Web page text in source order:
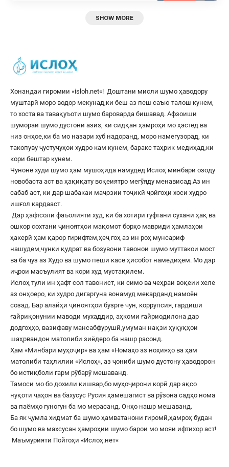
SHOW MORE
Хонандаи гиромии «isloh.net«! Доштани мисли шумо ҳаводору
муштарӣ моро водор мекунад,ки беш аз пеш саъю талош кунем,
то хоста ва тавақуъоти шумо бароварда бишавад. Афзоиши
шумораи шумо дустони азиз, ки сидқан ҳамроҳи мо ҳастед ва
низ онҳое,ки ба мо назари хуб надоранд, моро намегузорад, ки
такопуву ҷустуҷуҳои худро кам кунем, баракс таҳрик медиҳад,ки
кори бештар кунем.
Чуноне худи шумо ҳам мушоҳида намудед Ислоҳ минбари озоду
новобаста аст ва ҳақиқату воқеиятро мегӯяду менависад.Аз ин
сабаб аст, ки дар шабакаи маҷозии тоҷикӣ ҷойгоҳи хоси худро
ишғол кардааст.
Дар ҳафтсоли фаъолияти худ, ки ба хотири гуфтани сухани ҳақ ва
ошкор сохтани ҷиноятҳои мақомот борҳо мавриди ҳамлаҳои
ҳакерӣ ҳам қарор гирифтем,ҳеҷ гоҳ аз ин роҳ мунсариф
нашудем,чунки қудрат ва бозувони тавонои шумо муттакои мост
ва ба ҷуз аз Худо ва шумо пеши касе ҳисобот намедиҳем. Мо дар
иҷрои масъулият ва кори худ мустақилем.
Ислоҳ тули ин ҳафт сол тавонист, ки симо ва чеҳраи воқеии хеле
аз онҳоеро, ки худро дигаргуна вонамуд мекарданд,намоён
созад. Бар алайҳи ҷиноятҳои бузрге чун, коррупсия, гардиши
ғайриқонунии маводи мухаддир, аҳкоми ғайриодилона дар
додгоҳҳо, вазифаву мансабфурушӣ,умуман нақзи ҳуқуқҳои
шаҳрвандон матолиби зиёдеро ба нашр расонд.
Ҳам «Минбари муҳоҷир» ва ҳам «Номаҳо аз ноҳияҳо ва ҳам
матолиби таҳлилии «Ислоҳ», аз ҷониби шумо дустону ҳаводорон
бо истиқболи гарм рӯбарӯ мешаванд.
Тамоси мо бо дохили кишвар,бо муҳоҷирони корӣ дар ақсо
нуқоти ҷаҳон ва бахусус Русия ҳамешагист ва рӯзона садҳо нома
ва паёмҳо гуногун ба мо мерасанд. Онҳо нашр мешаванд.
Ба як ҷумла хидмат ба шумо ҳамватанони гиромӣ,ҳамроҳ будан
бо шумо ва махсусан ҳамроҳии шумо барои мо мояи ифтихор аст!
Маъмурияти Пойгоҳи «Ислоҳ.нет«